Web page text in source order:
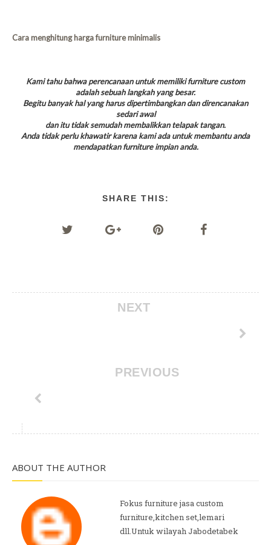
Cara menghitung harga furniture minimalis
Kami tahu bahwa perencanaan untuk memiliki furniture custom
adalah sebuah langkah yang besar.
Begitu banyak hal yang harus dipertimbangkan dan direncanakan
sedari awal
dan itu tidak semudah membalikkan telapak tangan.
Anda tidak perlu khawatir karena kami ada untuk membantu anda
mendapatkan furniture impian anda.
SHARE THIS:
NEXT
PREVIOUS
ABOUT THE AUTHOR
Fokus furniture jasa custom
furniture,kitchen set,lemari
dll.Untuk wilayah Jabodetabek